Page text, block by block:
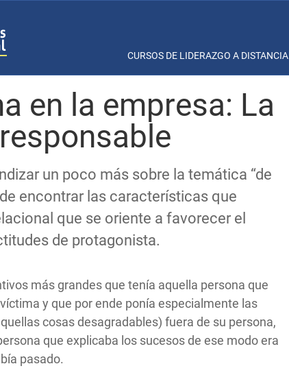
CURSOS DE LIDERAZGO A DISTANCIA
en la empresa: La
un poco más sobre la temática “de
encontrar las características que
que se oriente a favorecer el
de protagonista.
más grandes que tenía aquella persona que
y que por ende ponía especialmente las
cosas desagradables) fuera de su persona,
que explicaba los sucesos de ese modo era
pasado.